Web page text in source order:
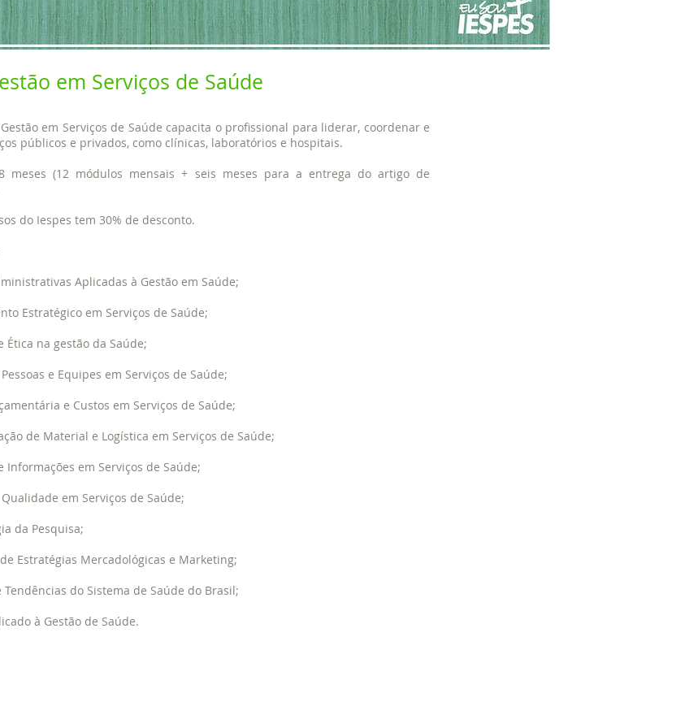
em Serviços de Saúde
em Serviços de Saúde capacita o profissional para liderar, coordenar e
públicos e privados, como clínicas, laboratórios e hospitais.
meses (12 módulos mensais + seis meses para a entrega do artigo de
do Iespes tem 30% de desconto.
Aplicadas à Gestão em Saúde;
Estratégico em Serviços de Saúde;
Ética na gestão da Saúde;
e Equipes em Serviços de Saúde;
e Custos em Serviços de Saúde;
de Material e Logística em Serviços de Saúde;
Informações em Serviços de Saúde;
em Serviços de Saúde;
da Pesquisa;
Estratégias Mercadológicas e Marketing;
Tendências do Sistema de Saúde do Brasil;
à Gestão de Saúde.